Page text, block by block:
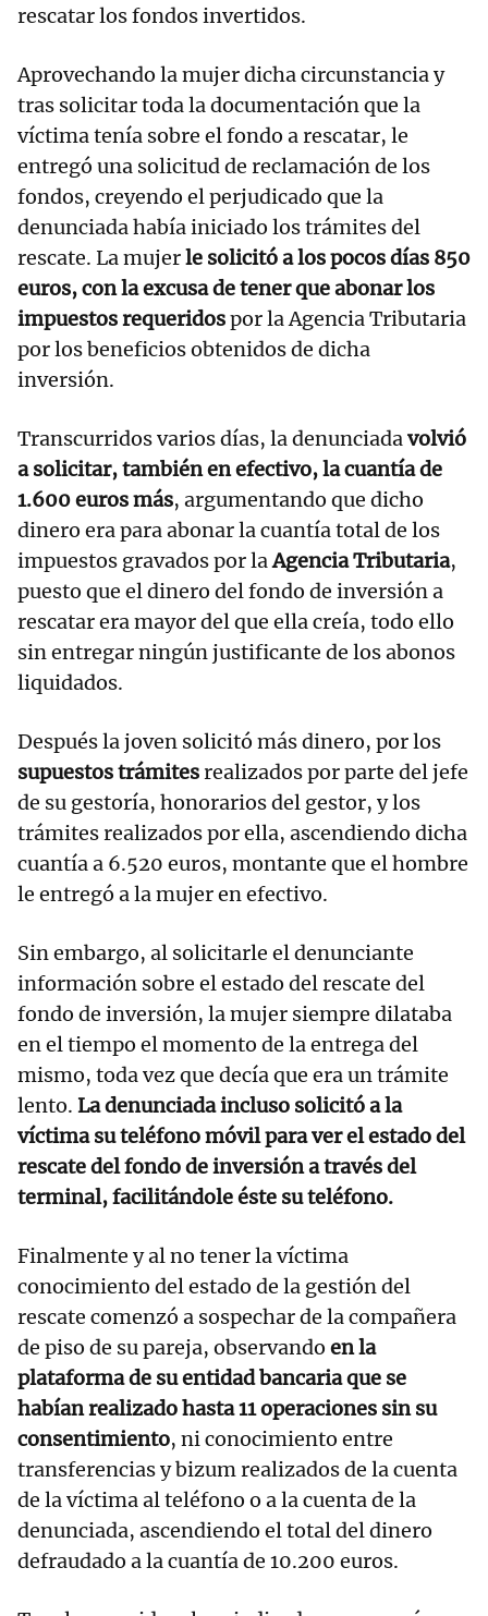
rescatar los fondos invertidos.
Aprovechando la mujer dicha circunstancia y
tras solicitar toda la documentación que la
víctima tenía sobre el fondo a rescatar, le
entregó una solicitud de reclamación de los
fondos, creyendo el perjudicado que la
denunciada había iniciado los trámites del
rescate. La mujerle solicitó a los pocos días 850
euros, con la excusa de tener que abonar los
impuestos requeridospor la Agencia Tributaria
por los beneficios obtenidos de dicha
inversión.
Transcurridos varios días, la denunciadavolvió
a solicitar, también en efectivo, la cuantía de
1.600 euros más, argumentando que dicho
dinero era para abonar la cuantía total de los
impuestos gravados por laAgencia Tributaria,
puesto que el dinero del fondo de inversión a
rescatar era mayor del que ella creía, todo ello
sin entregar ningún justificante de los abonos
liquidados.
Después la joven solicitó más dinero, por los
supuestos trámitesrealizados por parte del jefe
de su gestoría, honorarios del gestor, y los
trámites realizados por ella, ascendiendo dicha
cuantía a 6.520 euros, montante que el hombre
le entregó a la mujer en efectivo.
Sin embargo, al solicitarle el denunciante
información sobre el estado del rescate del
fondo de inversión, la mujer siempre dilataba
en el tiempo el momento de la entrega del
mismo, toda vez que decía que era un trámite
lento. La denunciada incluso solicitó a la
víctima su teléfono móvil para ver el estado del
rescate del fondo de inversión a través del
terminal, facilitándole éste su teléfono.
Finalmente y al no tener la víctima
conocimiento del estado de la gestión del
rescate comenzó a sospechar de la compañera
de piso de su pareja, observando en la
plataforma de su entidad bancaria que se
habían realizado hasta 11 operaciones sin su
consentimiento, ni conocimiento entre
transferencias y bizum realizados de la cuenta
de la víctima al teléfono o a la cuenta de la
denunciada, ascendiendo el total del dinero
defraudado a la cuantía de 10.200 euros.